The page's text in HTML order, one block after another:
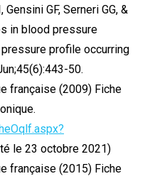
GF, Serneri GG, &
in blood pressure
profile occurring
50.
française (2009) Fiche
le 23 octobre 2021)
française (2015) Fiche